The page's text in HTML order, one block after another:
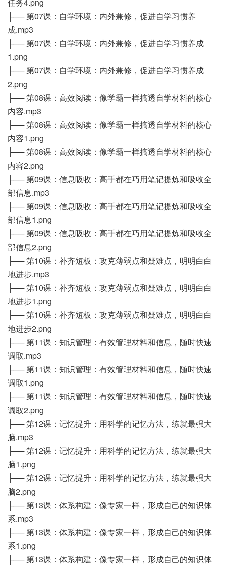
├── 第07课：自学环境：内外兼修，促进自学习惯养
成.mp3
├── 第07课：自学环境：内外兼修，促进自学习惯养成
1.png
├── 第07课：自学环境：内外兼修，促进自学习惯养成
2.png
├── 第08课：高效阅读：像学霸一样搞透自学材料的核心
内容.mp3
├── 第08课：高效阅读：像学霸一样搞透自学材料的核心
内容1.png
├── 第08课：高效阅读：像学霸一样搞透自学材料的核心
内容2.png
├── 第09课：信息吸收：高手都在巧用笔记提炼和吸收全
部信息.mp3
├── 第09课：信息吸收：高手都在巧用笔记提炼和吸收全
部信息1.png
├── 第09课：信息吸收：高手都在巧用笔记提炼和吸收全
部信息2.png
├── 第10课：补齐短板：攻克薄弱点和疑难点，明明白白
地进步.mp3
├── 第10课：补齐短板：攻克薄弱点和疑难点，明明白白
地进步1.png
├── 第10课：补齐短板：攻克薄弱点和疑难点，明明白白
地进步2.png
├── 第11课：知识管理：有效管理材料和信息，随时快速
调取.mp3
├── 第11课：知识管理：有效管理材料和信息，随时快速
调取1.png
├── 第11课：知识管理：有效管理材料和信息，随时快速
调取2.png
├── 第12课：记忆提升：用科学的记忆方法，练就最强大
脑.mp3
├── 第12课：记忆提升：用科学的记忆方法，练就最强大
脑1.png
├── 第12课：记忆提升：用科学的记忆方法，练就最强大
脑2.png
├── 第13课：体系构建：像专家一样，形成自己的知识体
系.mp3
├── 第13课：体系构建：像专家一样，形成自己的知识体
系1.png
├── 第13课：体系构建：像专家一样，形成自己的知识体